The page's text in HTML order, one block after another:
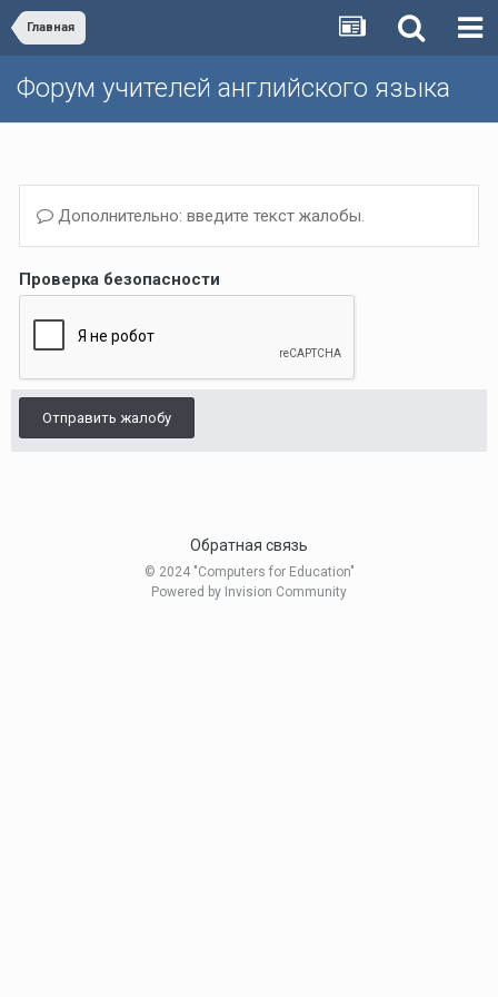
Главная
Форум учителей английского языка
Дополнительно: введите текст жалобы.
Проверка безопасности
Отправить жалобу
Обратная связь
© 2024 "Computers for Education"
Powered by Invision Community